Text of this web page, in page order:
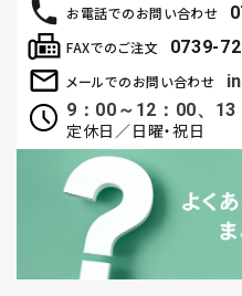
お電話でのお問い合わせ
メールでのお問い合わせ
9：00～12：00、
定休日／日曜・祝日
FAXでのご注文 0739-